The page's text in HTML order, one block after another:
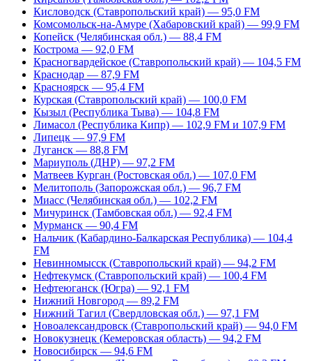
Кисловодск (Ставропольский край) — 95,0 FM
Комсомольск-на-Амуре (Хабаровский край) — 99,9 FM
Копейск (Челябинская обл.) — 88,4 FM
Кострома — 92,0 FM
Красногвардейское (Ставропольский край) — 104,5 FM
Краснодар — 87,9 FM
Красноярск — 95,4 FM
Курская (Ставропольский край) — 100,0 FM
Кызыл (Республика Тыва) — 104,8 FM
Лимасол (Республика Кипр) — 102,9 FM и 107,9 FM
Липецк — 97,9 FM
Луганск — 88,8 FM
Мариуполь (ДНР) — 97,2 FM
Матвеев Курган (Ростовская обл.) — 107,0 FM
Мелитополь (Запорожская обл.) — 96,7 FM
Миасс (Челябинская обл.) — 102,2 FM
Мичуринск (Тамбовская обл.) — 92,4 FM
Мурманск — 90,4 FM
Нальчик (Кабардино-Балкарская Республика) — 104,4
FM
Невинномысск (Ставропольский край) — 94,2 FM
Нефтекумск (Ставропольский край) — 100,4 FM
Нефтеюганск (Югра) — 92,1 FM
Нижний Новгород — 89,2 FM
Нижний Тагил (Свердловская обл.) — 97,1 FM
Новоалександровск (Ставропольский край) — 94,0 FM
Новокузнецк (Кемеровская область) — 94,2 FM
Новосибирск — 94,6 FM